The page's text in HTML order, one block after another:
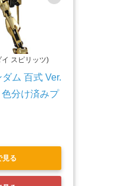
イ スピリッツ)
ム 百式 Ver.
分け済みプ
る